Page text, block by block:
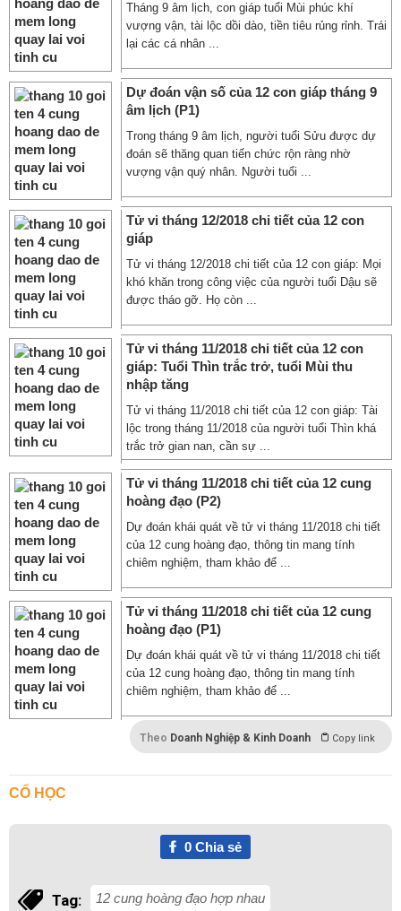
Tháng 9 âm lịch, con giáp tuổi Mùi phúc khí
vượng vận, tài lộc dồi dào, tiền tiêu rủng rỉnh. Trái
lại các cá nhân ...
Dự đoán vận số của 12 con giáp tháng 9
âm lịch (P1)
Trong tháng 9 âm lịch, người tuổi Sửu được dự
đoán sẽ thăng quan tiến chức rộn ràng nhờ
vượng vận quý nhân. Người tuổi ...
Tử vi tháng 12/2018 chi tiết của 12 con
giáp
Tử vi tháng 12/2018 chi tiết của 12 con giáp: Mọi
khó khăn trong công việc của người tuổi Dậu sẽ
được tháo gỡ. Họ còn ...
Tử vi tháng 11/2018 chi tiết của 12 con
giáp: Tuổi Thìn trắc trở, tuổi Mùi thu
nhập tăng
Tử vi tháng 11/2018 chi tiết của 12 con giáp: Tài
lộc trong tháng 11/2018 của người tuổi Thìn khá
trắc trở gian nan, cần sự ...
Tử vi tháng 11/2018 chi tiết của 12 cung
hoàng đạo (P2)
Dự đoán khái quát về tử vi tháng 11/2018 chi tiết
của 12 cung hoàng đạo, thông tin mang tính
chiêm nghiệm, tham khảo để ...
Tử vi tháng 11/2018 chi tiết của 12 cung
hoàng đạo (P1)
Dự đoán khái quát về tử vi tháng 11/2018 chi tiết
của 12 cung hoàng đạo, thông tin mang tính
chiêm nghiệm, tham khảo để ...
Theo Doanh Nghiệp & Kinh Doanh Copy link
CỔ HỌC
0Chia sẻ
Tag: 12 cung hoàng đạo hợp nhau